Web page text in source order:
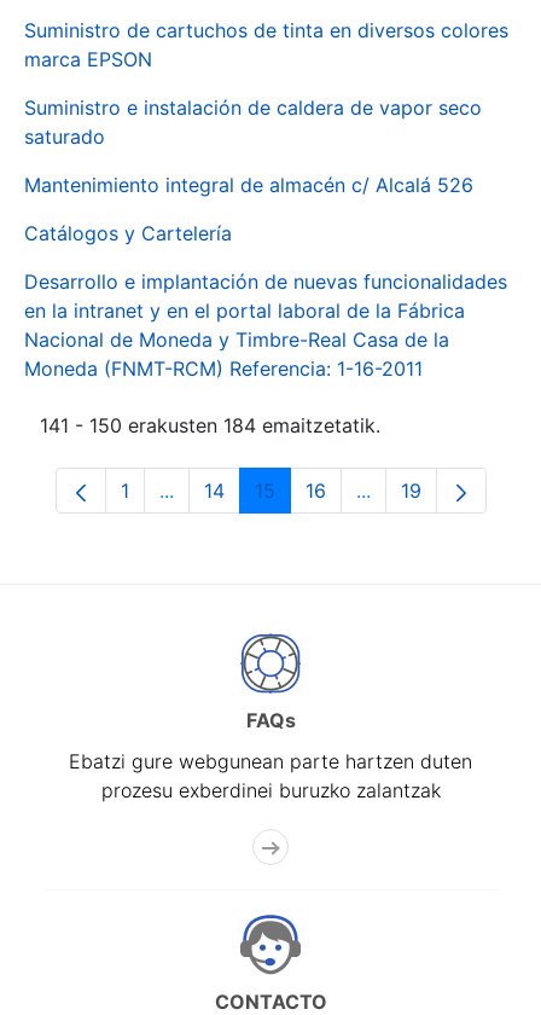
Suministro de cartuchos de tinta en diversos colores
marca EPSON
Suministro e instalación de caldera de vapor seco
saturado
Mantenimiento integral de almacén c/ Alcalá 526
Catálogos y Cartelería
Desarrollo e implantación de nuevas funcionalidades
en la intranet y en el portal laboral de la Fábrica
Nacional de Moneda y Timbre-Real Casa de la
Moneda (FNMT-RCM) Referencia: 1-16-2011
141 - 150 erakusten 184 emaitzetatik.
Orrialdea
1 ...Intermediate Pages Use TAB to navigate.
Orrialdea
14 Orrialdea
15 Orrialdea
16 ...Intermediate
Orrialdea
19
FAQs
Ebatzi gure webgunean parte hartzen duten
prozesu exberdinei buruzko zalantzak
CONTACTO